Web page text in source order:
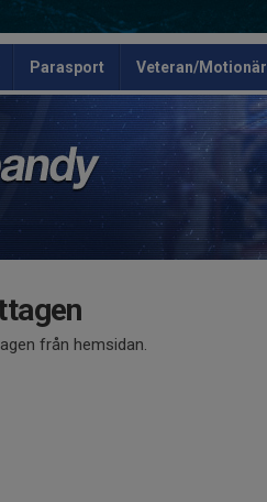
Parasport Veteran/Motionär
från hemsidan.